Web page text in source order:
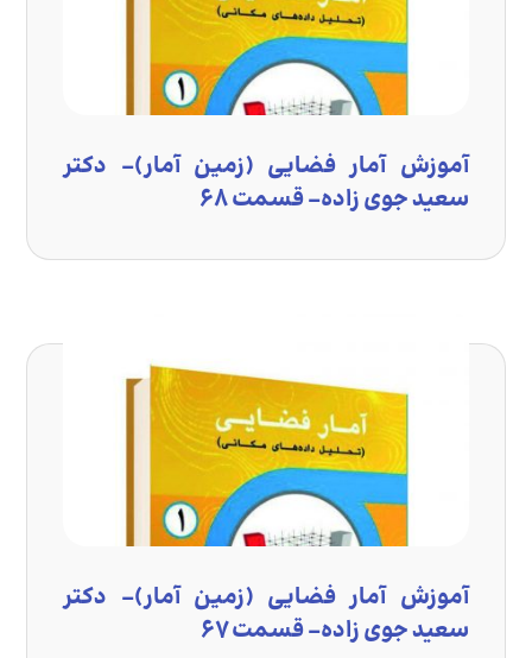
آموزش آمار فضایی (زمین آمار)- دکتر
سعید جوی زاده- قسمت ۶۸
آموزش آمار فضایی (زمین آمار)- دکتر
سعید جوی زاده- قسمت ۶۷